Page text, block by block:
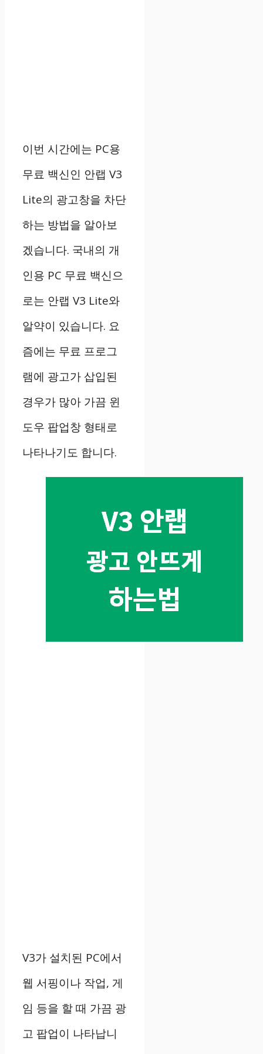
이번 시간에는 PC용
무료 백신인 안랩 V3
Lite의 광고창을 차단
하는 방법을 알아보
겠습니다. 국내의 개
인용 PC 무료 백신으
로는 안랩 V3 Lite와
알약이 있습니다. 요
즘에는 무료 프로그
램에 광고가 삽입된
경우가 많아 가끔 윈
도우 팝업창 형태로
나타나기도 합니다.
V3가 설치된 PC에서
웹 서핑이나 작업, 게
임 등을 할 때 가끔 광
고 팝업이 나타납니